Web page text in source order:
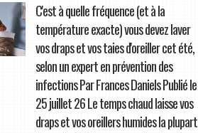
C'est à quelle fréquence (et à la
température exacte) vous devez laver
vos draps et vos taies d'oreiller cet été,
selon un expert en prévention des
infections Par Frances Daniels Publié le
25 juillet 26 Le temps chaud laisse vos
draps et vos oreillers humides la plupart